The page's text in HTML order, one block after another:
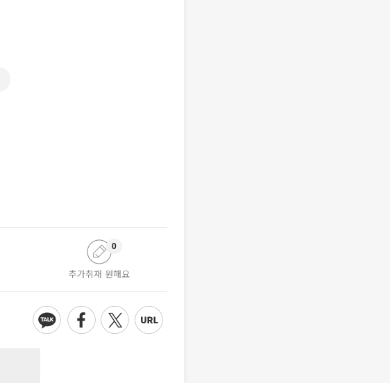
추가취재 원해요
0